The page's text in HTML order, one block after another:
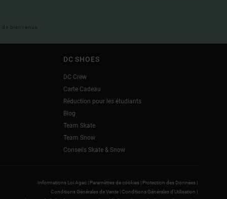
bienvenue
DC SHOES
DC Crew
Carte Cadeau
Réduction pour les étudiants
Blog
Team Skate
Team Snow
Conseils Skate & Snow
Informations Loi Agec | Paramètres de cookies | Protection des Données |
Conditions Générales de Vente |Conditions Générales d'Utilisation |